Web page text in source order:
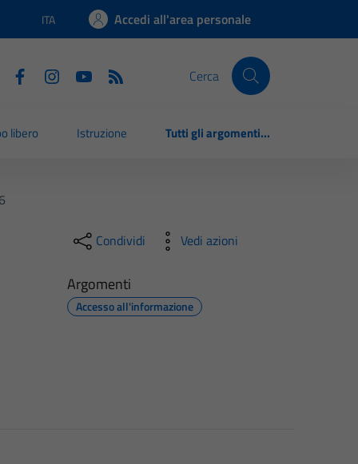
Lingua attiva:
ITA Accedi all'area personale
Cerca
libero Istruzione Tutti gli argomenti...
Condividi Vedi azioni
Argomenti
Accesso all'informazione